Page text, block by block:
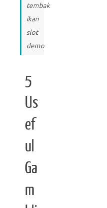
tembak
ikan
slot
demo
5
Us
ef
ul
Ga
m